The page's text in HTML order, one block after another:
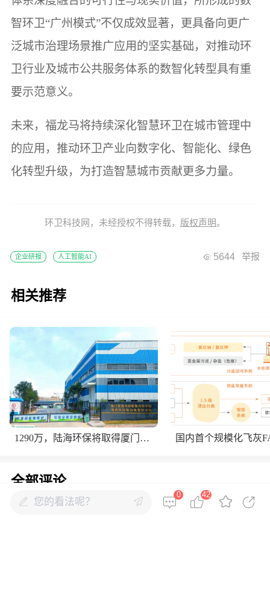
智环卫“广州模式”不仅成效显著，更具备向更广
泛城市治理场景推广应用的坚实基础，对推动环
卫行业及城市公共服务体系的数智化转型具有重
要示范意义。
未来，福龙马将持续深化智慧环卫在城市管理中
的应用，推动环卫产业向数字化、智能化、绿色
化转型升级，为打造智慧城市贡献更多力量。
环卫科技网，未经授权不得转载， 版权声明。
企业研报 人工智能AI 举报
5644
相关推荐
1290万，陆海环保将取得厦门低值可回收物分拣中心控股权
全部评论
您的看法呢？
0 42